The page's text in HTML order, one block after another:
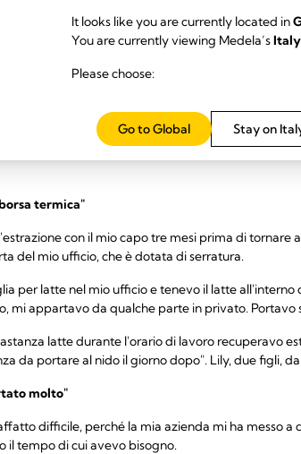
genitore e l'allattamento è faticoso, specialmente
volta, prenditi cura di te e stai certa che le cose
grande cambiamento.
latte al lavoro: storie
diverse di estrazione al lavoro, ma
termica"
con il mio capo tre mesi prima di tornare
del mio ufficio, che è dotata di serratura.
per latte nel mio ufficio e tenevo il latte
mi appartavo da qualche parte in privato.
latte durante l'orario di lavoro recuperavo
da portare al nido il giorno dopo". Lily, due figli,
molto"
difficile, perché la mia azienda mi ha messo
il tempo di cui avevo bisogno.
It looks like you are currently located in
You are currently viewing Medela’sItaly
Please choose:
Stay on
Go to Global